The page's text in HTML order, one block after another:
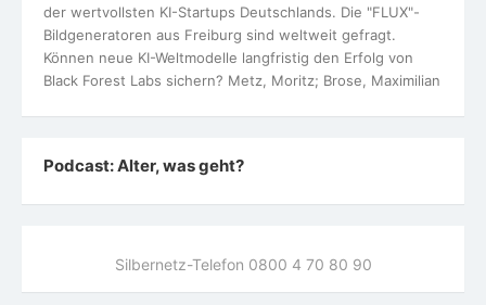
der wertvollsten KI-Startups Deutschlands. Die "FLUX"-
Bildgeneratoren aus Freiburg sind weltweit gefragt.
Können neue KI-Weltmodelle langfristig den Erfolg von
Black Forest Labs sichern? Metz, Moritz; Brose, Maximilian
Podcast: Alter, was geht?
Silbernetz-Telefon 0800 4 70 80 90